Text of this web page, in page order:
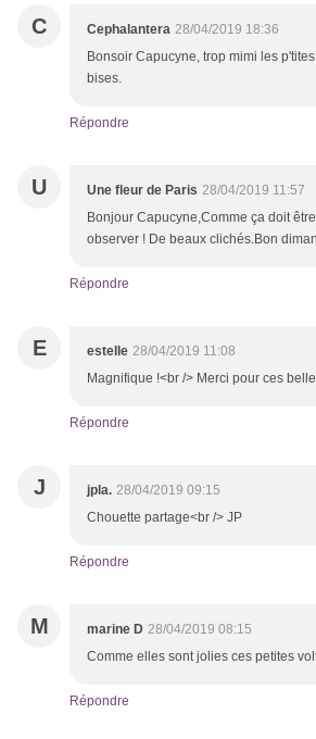
C Cephalantera 28/04/2019 18:36
Bonsoir Capucyne, trop mimi les
bises.
Répondre
U Une fleur de Paris 28/04/2019 11:57
Bonjour Capucyne,Comme ça doit
observer ! De beaux clichés.Bon
Répondre
E estelle 28/04/2019 11:08
Magnifique !<br /> Merci pour ces
Répondre
J jpla. 28/04/2019 09:15
Chouette partage<br /> JP
Répondre
M marine D 28/04/2019 08:15
Comme elles sont jolies ces petites
Répondre